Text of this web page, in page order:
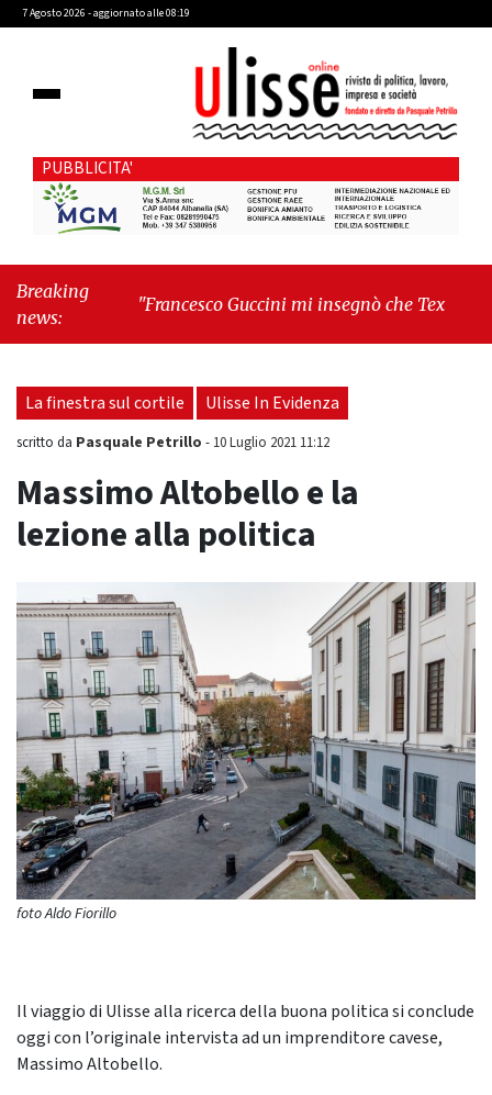
7 Agosto 2026 - aggiornato alle 08:19
PUBBLICITA'
Breaking
news:
"Francesco Guccini mi insegnò che Tex Willer era
lascia l'aula al momento del voto"
La finestra sul cortile Ulisse In Evidenza
scritto da Pasquale Petrillo - 10 Luglio 2021 11:12
Massimo Altobello e la
lezione alla politica
foto Aldo Fiorillo
Il viaggio di Ulisse alla ricerca della buona politica si conclude
oggi con l’originale intervista ad un imprenditore cavese,
Massimo Altobello.